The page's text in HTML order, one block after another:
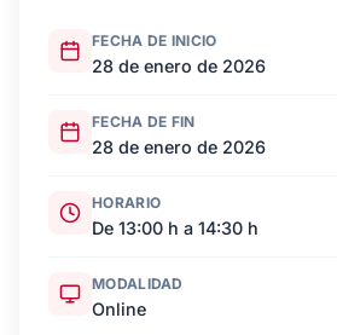
FECHA DE INICIO
28 de enero de 2026
FECHA DE FIN
28 de enero de 2026
HORARIO
De 13:00 h a 14:30 h
MODALIDAD
Online